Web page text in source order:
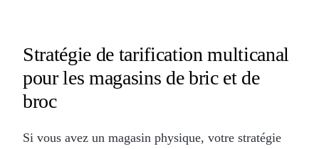
Stratégie de tarification multicanal
pour les magasins de bric et de
broc
Si vous avez un magasin physique, votre stratégie